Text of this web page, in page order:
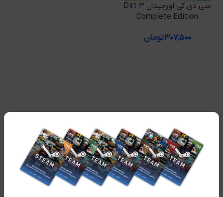
سی دی کی اورجینال Dirt 3
Complete Edition
۳۰۷,۵۰۰تومان